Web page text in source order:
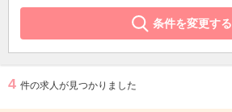
条件を変更する
4 件の求人が見つかりました